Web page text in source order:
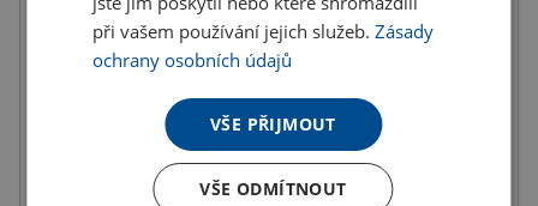
U partnera 22780 ks můžete mít 12.8. až 18.8.
Do košíku
Objednat s potiskem
při vašem používání jejich služeb.Zásady
ochrany osobních údajů
VŠE PŘIJMOUT
VŠE ODMÍTNOUT